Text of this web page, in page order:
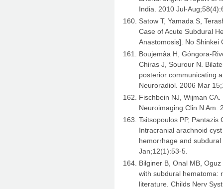
India. 2010 Jul-
Satow T, Yamada S,
Case of Acute Subdural
Anastomosis]. No
Boujemâa H, Góngora-
Chiras J, Sourour N.
posterior communicating
Neuroradiol. 2006 Mar
Fischbein NJ, Wijman
Neuroimaging Clin N Am.
Tsitsopoulos PP, Pantazis
Intracranial arachnoid
hemorrhage and
Jan;12(1):53-5.
Bilginer B, Onal MB,
with subdural hematoma:
literature. Childs Nerv